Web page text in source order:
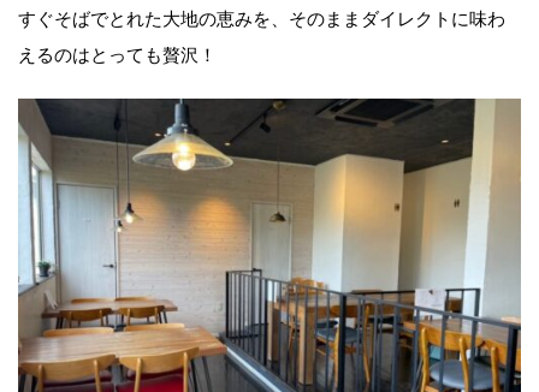
すぐそばでとれた大地の恵みを、そのままダイレクトに味わ
えるのはとっても贅沢！